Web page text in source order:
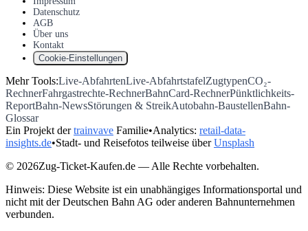
Datenschutz
AGB
Über uns
Kontakt
Cookie-Einstellungen
Mehr Tools:Live-AbfahrtenLive-AbfahrtstafelZugtypenCO₂-
RechnerFahrgastrechte-RechnerBahnCard-RechnerPünktlichkeits-
ReportBahn-NewsStörungen & StreikAutobahn-BaustellenBahn-
Glossar
Ein Projekt dertrainvave Familie•Analytics: retail-data-
insights.de•Stadt- und Reisefotos teilweise überUnsplash
© 2026Zug-Ticket-Kaufen.de — Alle Rechte vorbehalten.
Hinweis: Diese Website ist ein unabhängiges Informationsportal und
nicht mit der Deutschen Bahn AG oder anderen Bahnunternehmen
verbunden.